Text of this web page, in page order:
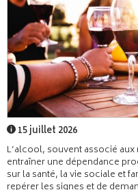
15 juillet 2026
L’alcool, souvent associé
entraîner une dépendance
sur la santé, la vie sociale et